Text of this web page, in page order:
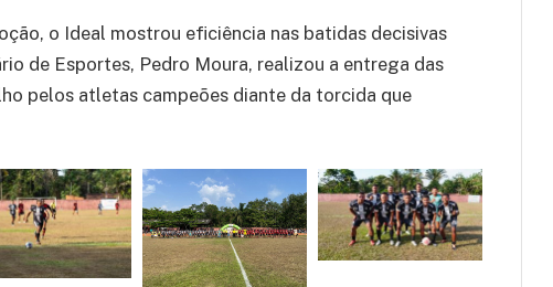
o Ideal mostrou eficiência nas batidas decisivas
de Esportes, Pedro Moura, realizou a entrega das
pelos atletas campeões diante da torcida que